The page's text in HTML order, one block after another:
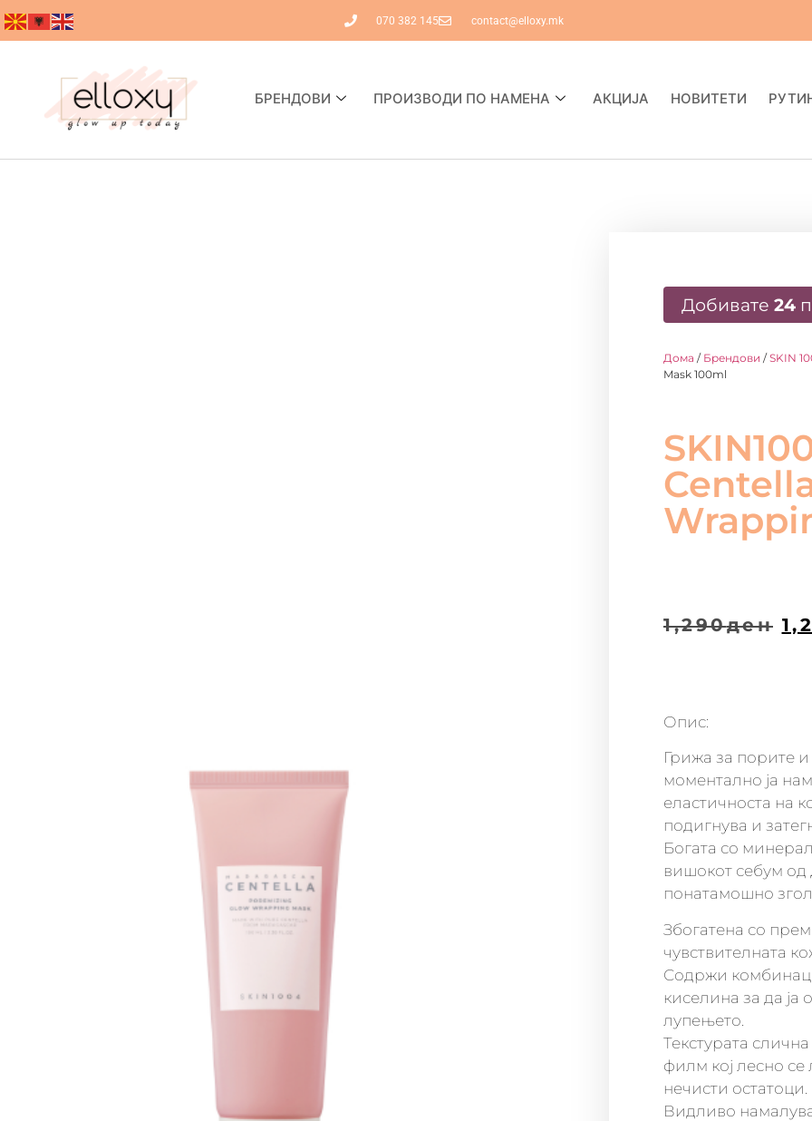
070 382 145 contact@elloxy.mk
БРЕНДОВИ ПРОИЗВОДИ ПО НАМЕНА АКЦИЈА НОВИТЕТИ
Добивате 24
Дома / Брендови /SKIN
Mask 100ml
1,290ден
Опис:
Грижа за порите
моментално ја
еластичноста на
подигнува и
Богата со
вишокот себум од
понатамошно
Збогатена со
чувствителната
Содржи
киселина за да ја
лупењето.
Текстурата
филм кој лесно се
нечисти остатоци.
Видливо